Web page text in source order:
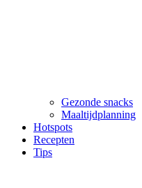
Gezonde snacks
Maaltijdplanning
Hotspots
Recepten
Tips